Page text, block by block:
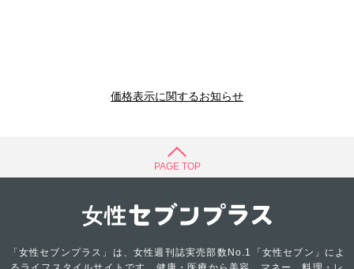
価格表示に関するお知らせ
PAGE TOP
「女性セブンプラス」は、女性週刊誌実売部数No.1「女性セブン」によ